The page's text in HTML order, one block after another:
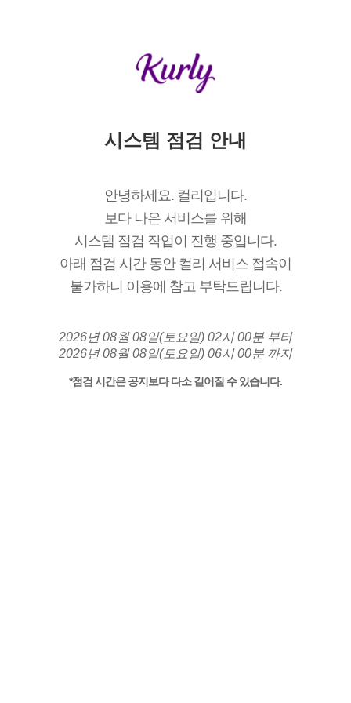
시스템 점검 안내
안녕하세요. 컬리입니다.
보다 나은 서비스를 위해
시스템 점검 작업이 진행 중입니다.
아래 점검 시간 동안 컬리 서비스 접속이
불가하니 이용에 참고 부탁드립니다.
2026년 08월 08일(토요일) 02시 00분 부터
2026년 08월 08일(토요일) 06시 00분 까지
*점검 시간은 공지보다 다소 길어질 수 있습니다.